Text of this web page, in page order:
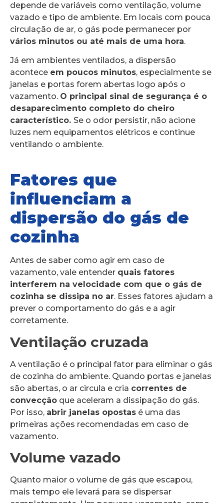
depende de variáveis como ventilação, volume
vazado e tipo de ambiente. Em locais com pouca
circulação de ar, o gás pode permanecer por
vários minutos ou até mais de uma hora.
Já em ambientes ventilados, a dispersão
acontece em poucos minutos, especialmente se
janelas e portas forem abertas logo após o
vazamento. O principal sinal de segurança é o
desaparecimento completo do cheiro
característico. Se o odor persistir, não acione
luzes nem equipamentos elétricos e continue
ventilando o ambiente.
Fatores que
influenciam a
dispersão do gás de
cozinha
Antes de saber como agir em caso de
vazamento, vale entender quais fatores
interferem na velocidade com que o gás de
cozinha se dissipa no ar. Esses fatores ajudam a
prever o comportamento do gás e a agir
corretamente.
Ventilação cruzada
A ventilação é o principal fator para eliminar o gás
de cozinha do ambiente. Quando portas e janelas
são abertas, o ar circula e cria correntes de
convecção que aceleram a dissipação do gás.
Por isso, abrir janelas opostas é uma das
primeiras ações recomendadas em caso de
vazamento.
Volume vazado
Quanto maior o volume de gás que escapou,
mais tempo ele levará para se dispersar